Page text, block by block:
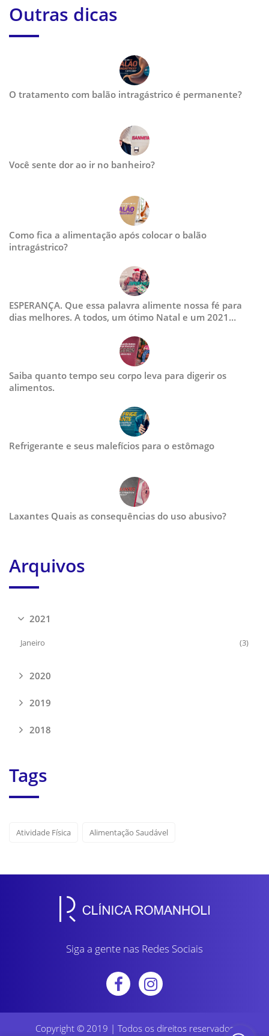
Outras dicas
O tratamento com balão intragástrico é permanente?
Você sente dor ao ir no banheiro?
Como fica a alimentação após colocar o balão
intragástrico?
ESPERANÇA. Que essa palavra alimente nossa fé para
dias melhores. A todos, um ótimo Natal e um 2021
Saiba quanto tempo seu corpo leva para digerir os
alimentos.
Refrigerante e seus malefícios para o estômago
Laxantes Quais as consequências do uso abusivo?
Arquivos
2021
Janeiro (3)
2020
2019
2018
Tags
Atividade Física Alimentação Saudável
Siga a gente nas Redes Sociais
Copyright © 2019 | Todos os direitos reservados